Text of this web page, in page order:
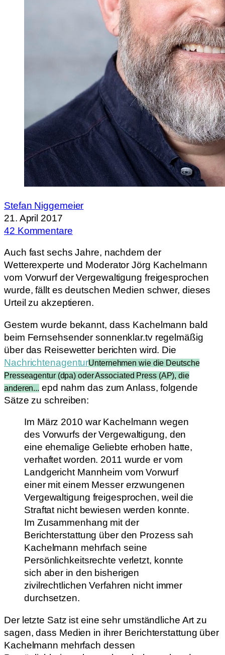
Stefan Niggemeier
21. April 2017
42 Kommentare
Auch fast sechs Jahre, nachdem der
Wetterexperte und Moderator Jörg Kachelmann
vom Vorwurf der Vergewaltigung freigesprochen
wurde, fällt es deutschen Medien schwer, dieses
Urteil zu akzeptieren.
Gestern wurde bekannt, dass Kachelmann bald
beim Fernsehsender sonnenklar.tv regelmäßig
über das Reisewetter berichten wird. Die
NachrichtenagenturUnternehmen wie die Deutsche
Presseagentur (dpa) oder Associated Press (AP), die
anderen... epd nahm das zum Anlass, folgende
Sätze zu schreiben:
Im März 2010 war Kachelmann wegen
des Vorwurfs der Vergewaltigung, den
eine ehemalige Geliebte erhoben hatte,
verhaftet worden. 2011 wurde er vom
Landgericht Mannheim vom Vorwurf
einer mit einem Messer erzwungenen
Vergewaltigung freigesprochen, weil die
Straftat nicht bewiesen werden konnte.
Im Zusammenhang mit der
Berichterstattung über den Prozess sah
Kachelmann mehrfach seine
Persönlichkeitsrechte verletzt, konnte
sich aber in den bisherigen
zivilrechtlichen Verfahren nicht immer
durchsetzen.
Der letzte Satz ist eine sehr umständliche Art zu
sagen, dass Medien in ihrer Berichterstattung über
Kachelmann mehrfach dessen